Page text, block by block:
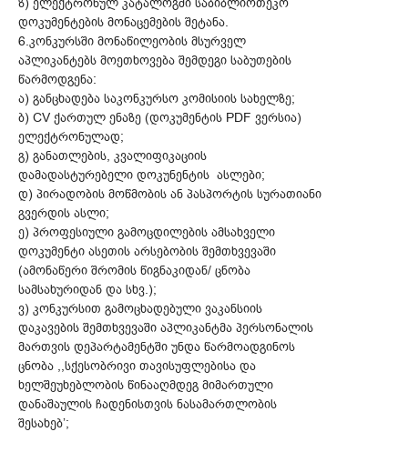
დოკუმენტების მონაცემების შეტანა.
6.კონკურსში მონაწილეობის მსურველ
აპლიკანტებს მოეთხოვება შემდეგი საბუთების
წარმოდგენა:
ა) განცხადება საკონკურსო კომისიის სახელზე;
ბ) CV ქართულ ენაზე (დოკუმენტის PDF ვერსია)
ელექტრონულად;
გ) განათლების, კვალიფიკაციის
დამადასტურებელი დოკუნენტის ასლები;
დ) პირადობის მოწმობის ან პასპორტის სურათიანი
გვერდის ასლი;
ე) პროფესიული გამოცდილების ამსახველი
დოკუმენტი ასეთის არსებობის შემთხვევაში
(ამონაწერი შრომის წიგნაკიდან/ ცნობა
სამსახურიდან და სხვ.);
ვ) კონკურსით გამოცხადებული ვაკანსიის
დაკავების შემთხვევაში აპლიკანტმა პერსონალის
მართვის დეპარტამენტში უნდა წარმოადგინოს
ცნობა ,,სქესობრივი თავისუფლებისა და
ხელშეუხებლობის წინააღმდეგ მიმართული
დანაშაულის ჩადენისთვის ნასამართლობის
შესახებ’;